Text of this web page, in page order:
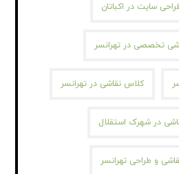
سایت در اکباتان
تخصصی در تهرانسر
کلاس نقاشی در تهرانسر
در شهرک استقلال
و طراحی تهرانسر